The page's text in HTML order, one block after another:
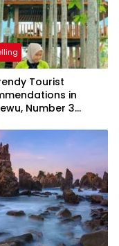
Tourist
in
Number 3